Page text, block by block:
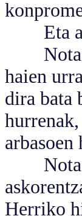
Eta
Nota
haien
dira bata
arbasoen
Nota
Herriko